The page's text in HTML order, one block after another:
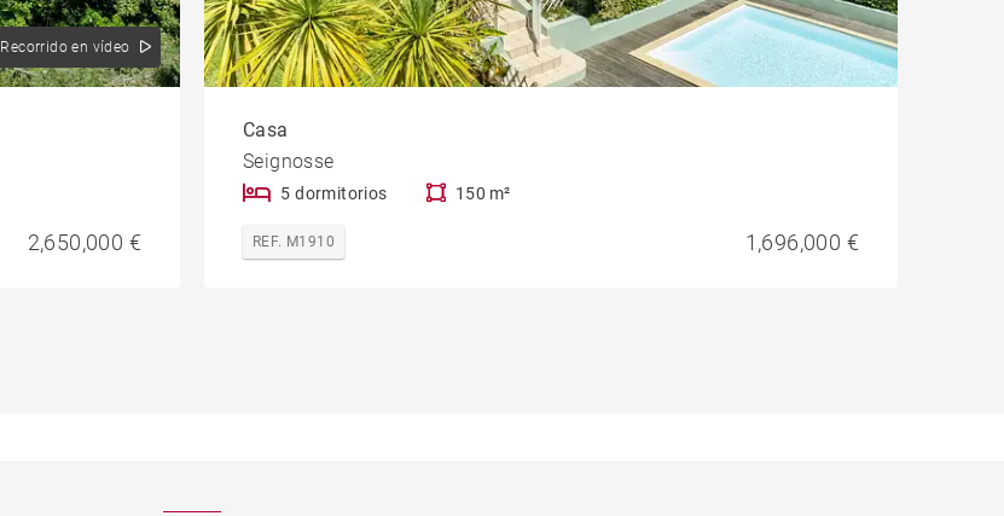
Recorrido en vídeo
2,650,000 €
Casa
Seignosse
5 dormitorios 150 m²
REF. M1910 1,696,000 €